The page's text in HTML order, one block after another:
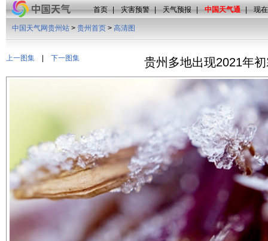
首页 | 灾害预警 | 天气预报 | 中国天气通 | 现
上一图集 下一图集
中国天气网贵州站 > 贵州首页 > 高清图
贵州多地出现2021年